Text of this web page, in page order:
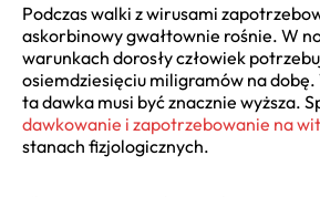
Podczas walki z wirusami
askorbinowy gwałtownie rośnie. W
warunkach dorosły człowiek
osiemdziesięciu miligramów na
ta dawka musi być znacznie wyższa.
dawkowanie i zapotrzebowanie na
stanach fizjologicznych.